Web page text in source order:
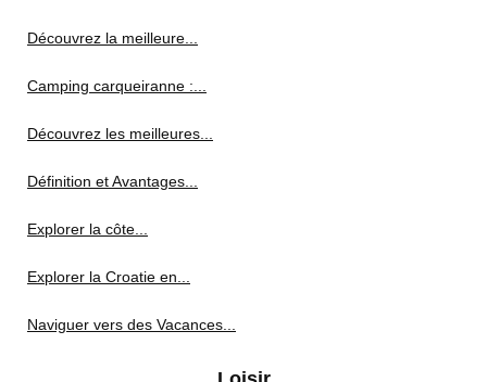
Découvrez la meilleure...
Camping carqueiranne :...
Découvrez les meilleures...
Définition et Avantages...
Explorer la côte...
Explorer la Croatie en...
Naviguer vers des Vacances...